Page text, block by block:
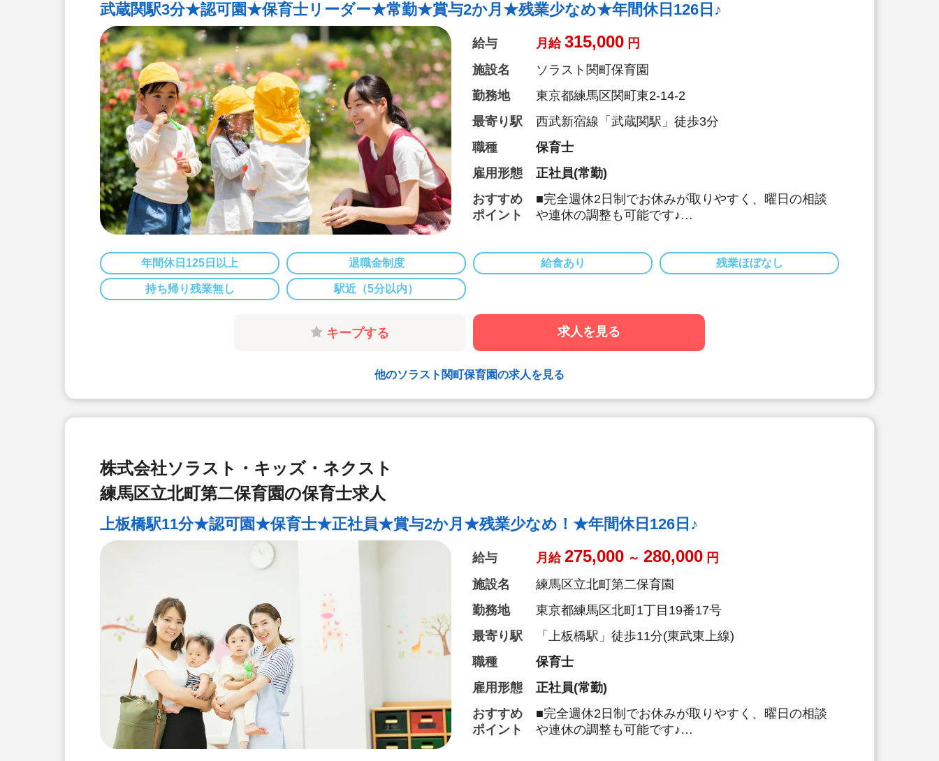
武蔵関駅3分★認可園★保育士リーダー★常勤★賞与2か月★残業少なめ★年間休日126日♪
給与 月給 315,000 円
施設名
ソラスト関町保育園
勤務地
東京都練馬区関町東2-14-2
最寄り駅
西武新宿線「武蔵関駅」徒歩3分
職種
保育士
雇用形態
正社員(常勤)
おすすめ
ポイント
■完全週休2日制でお休みが取りやすく、曜日の相談
や連休の調整も可能です♪
て通常保育に加え、保育スタッフのフォローをお願い
■入社月に有給休暇10日付与♪
■借り上げ社宅制度利用可！初期費用補助もあります
☆(敷金礼金・仲介手数料など)
■東証プライム上場の大手安定企業で福利厚生も充
標にしています！
年間休日125日以上 退職金制度 給食あり 残業ほぼなし
持ち帰り残業無し 駅近（5分以内）
キープする 求人を見る
他のソラスト関町保育園の求人を見る
株式会社ソラスト・キッズ・ネクスト
練馬区立北町第二保育園の保育士求人
上板橋駅11分★認可園★保育士★正社員★賞与2か月★残業少なめ！★年間休日126日♪
給与 月給 275,000 ～ 280,000 円
施設名
練馬区立北町第二保育園
勤務地
東京都練馬区北町1丁目19番17号
最寄り駅
「上板橋駅」徒歩11分(東武東上線)
職種
保育士
雇用形態
正社員(常勤)
おすすめ
ポイント
■完全週休2日制でお休みが取りやすく、曜日の相談
や連休の調整も可能です♪